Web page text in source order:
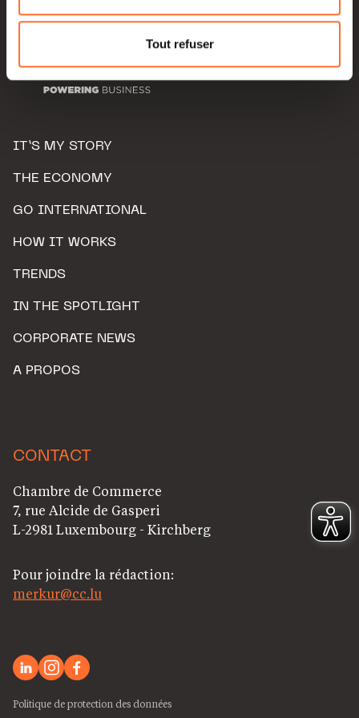
Pour de plus amples informations sur la manière dont
nous utilisons lescookies et sommes amenés à traiter
Charte d’usage des cookieset notrePolitique de
Tout refuser
IT’S MY STORY
THE ECONOMY
GO INTERNATIONAL
HOW IT WORKS
TRENDS
IN THE SPOTLIGHT
CORPORATE NEWS
A PROPOS
CONTACT
Chambre de Commerce
7, rue Alcide de Gasperi
L-2981 Luxembourg - Kirchberg
Pour joindre la rédaction:
merkur@cc.lu
Politique de protection des données